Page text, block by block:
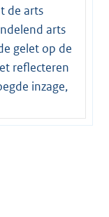
de arts
arts
gelet op de
reflecteren
inzage,